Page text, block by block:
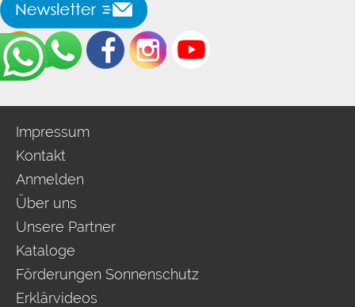
Impressum
Kontakt
Anmelden
Über uns
Unsere Partner
Kataloge
Förderungen Sonnenschutz
Erklärvideos